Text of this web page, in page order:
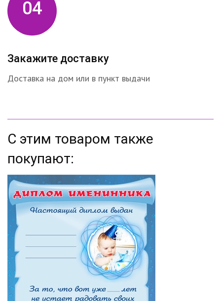
04
Закажите доставку
Доставка на дом или в пункт выдачи
С этим товаром также
покупают: